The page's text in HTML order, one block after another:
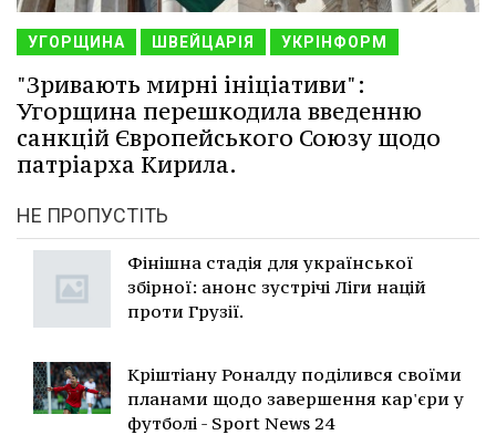
УГОРЩИНА ШВЕЙЦАРІЯ УКРІНФОРМ
"Зривають мирні ініціативи":
Угорщина перешкодила введенню
санкцій Європейського Союзу щодо
патріарха Кирила.
НЕ ПРОПУСТІТЬ
Фінішна стадія для української
збірної: анонс зустрічі Ліги націй
проти Грузії.
Кріштіану Роналду поділився своїми
планами щодо завершення кар'єри у
футболі - Sport News 24